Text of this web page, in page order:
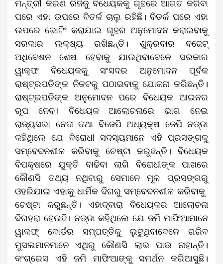
ମନ୍ତ୍ରୀ କିରଣ ରିଜିଜୁ ବିଧେୟକକୁ ଗୃହରେ ଆଗତ କରିବା
ପରେ ଏହା ଉପରେ ବିତର୍କ ଚାଲୁ ରହିଛି। ବିତର୍କ ପରେ ଏହା
ଉପରେ ଭୋଟିଂ କରାଯାଇ ଗୃହର ଅନୁମୋଦନ କରାଇବାକୁ
ସରକାର ଲକ୍ଷ୍ୟ ରଖିଛନ୍ତି। ଶୁକ୍ରବାର ବଜେଟ୍
ଅଧିବେଶନ ଶେଷ ହେବାକୁ ଯାଉଥିବାବେଳେ ସରକାର
ୱାକ୍‌ଫ ବିଧେୟକକୁ ସଂସଦର ଅନୁମୋଦନ ପୂର୍ବକ
ରାଷ୍ଟ୍ରପତିଙ୍କ ନିକଟକୁ ପଠାଇବାକୁ ଯୋଜନା କରିଛନ୍ତି।
ରାଷ୍ଟ୍ରପତିଙ୍କ ଅନୁମୋଦନ ପରେ ବିଧେୟକ ଆଇନର
ରୂପ ନେବ। ବିଧେୟକ ଆଲୋଚନାରେ ଭାଗ ନେଇ
ରାଜ୍ୟସଭା ନେତା ତଥା ବିଜେପି ଅଧ୍ୟକ୍ଷ ଜେପି ନଡ୍ଡା
କହିଥିଲେ ଯେ ବିରୋଧୀ ସଦସ୍ୟମାନେ ଏହି ପ୍ରସଙ୍ଗକୁ
ସମ୍ବେଦନଶୀଳ କରିବାକୁ ଚେଷ୍ଟା କରୁଛନ୍ତି। ବିଧେୟକ
ବିପକ୍ଷରେ ଯୁକ୍ତି ବାଢିବା ଲାଗି ବିରୋଧୀଙ୍କ ପାଖରେ
କୌଣସି ତଥ୍ୟ ନଥିବାରୁ ସେମାନେ ମୂଳ ପ୍ରସଙ୍ଗରୁ
ଓହରିଯାଇ ଏହାକୁ ଧାର୍ମିକ ଦିଗରୁ ସମ୍ବେଦନଶୀଳ କରିବାକୁ ​
ଚେଷ୍ଟା କରୁଛନ୍ତି। ଏହାଦ୍ବାରା ବିଧେୟକର ଆଲୋଚନା
ଦିଗହରା ହେଉଛି। ନଡ୍ଡା କହିଥିଲେ ଯେ ଜମି ମାଫିଆମାନେ
ୱାକଫ୍ ବୋର୍ଡର ସମ୍ପତ୍ତିକୁ ଲୁଟୁଥିବାବେଳେ ଗରିବ
ମୁସଲମାନମାନେ ଏଥିରୁ କୌଣସି ଲାଭ ପାଉ ନାହାନ୍ତି।
କଂଗ୍ରେସ ଏହି ଜମି ମାଫିଆଙ୍କୁ ସମର୍ଥନ କରିଆସୁଛି।